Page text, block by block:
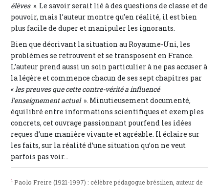
élèves ». Le savoir serait lié à des questions de classe et de
pouvoir, mais l’auteur montre qu’en réalité, il est bien
plus facile de duper et manipuler les ignorants.
Bien que décrivant la situation au Royaume-Uni, les
problèmes se retrouvent et se transposent en France.
L’auteur prend aussi un soin particulier à ne pas accuser à
la légère et commence chacun de ses sept chapitres par
« les preuves que cette contre-vérité a influencé
l’enseignement actuel ». Minutieusement documenté,
équilibré entre informations scientifiques et exemples
concrets, cet ouvrage passionnant pourfend les idées
reçues d’une manière vivante et agréable. Il éclaire sur
les faits, sur la réalité d’une situation qu’on ne veut
parfois pas voir…
1 Paolo Freire (1921-1997) : célèbre pédagogue brésilien, auteur de